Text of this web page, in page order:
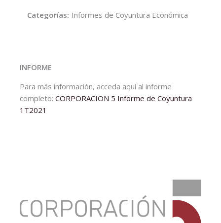
Categorías: Informes de Coyuntura Económica
INFORME
Para más información, acceda aquí al informe
completo:CORPORACION 5 Informe de Coyuntura
1T2021
de
Coyuntura